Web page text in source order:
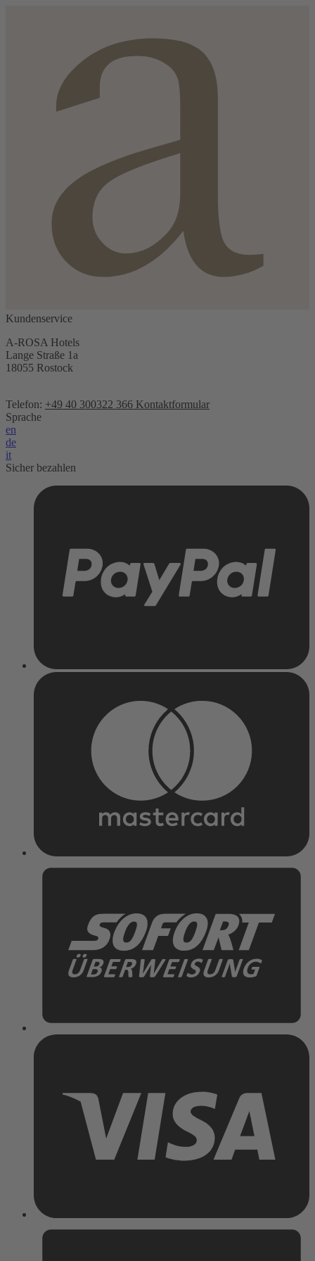
Kundenservice
A-ROSA Hotels
Lange Straße 1a
18055 Rostock
Telefon: +49 40 300322 366 Kontaktformular
Sprache
en
de
it
Sicher bezahlen